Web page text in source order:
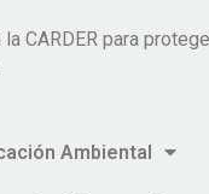
CARDER para
Ambiental